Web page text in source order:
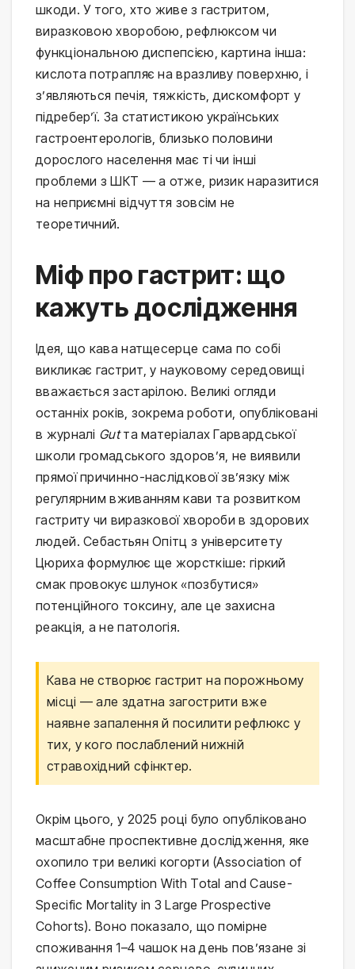
шкоди. У того, хто живе з гастритом,
виразковою хворобою, рефлюксом чи
функціональною диспепсією, картина інша:
кислота потрапляє на вразливу поверхню, і
з’являються печія, тяжкість, дискомфорт у
підребер’ї. За статистикою українських
гастроентерологів, близько половини
дорослого населення має ті чи інші
проблеми з ШКТ — а отже, ризик наразитися
на неприємні відчуття зовсім не
теоретичний.
Міф про гастрит: що
кажуть дослідження
Ідея, що кава натщесерце сама по собі
викликає гастрит, у науковому середовищі
вважається застарілою. Великі огляди
останніх років, зокрема роботи, опубліковані
в журналі Gutта матеріалах Гарвардської
школи громадського здоров’я, не виявили
прямої причинно-наслідкової зв’язку між
регулярним вживанням кави та розвитком
гастриту чи виразкової хвороби в здорових
людей. Себастьян Опітц з університету
Цюриха формулює ще жорсткіше: гіркий
смак провокує шлунок «позбутися»
потенційного токсину, але це захисна
реакція, а не патологія.
Кава не створює гастрит на порожньому
місці — але здатна загострити вже
наявне запалення й посилити рефлюкс у
тих, у кого послаблений нижній
стравохідний сфінктер.
Окрім цього, у 2025 році було опубліковано
масштабне проспективне дослідження, яке
охопило три великі когорти (Association of
Coffee Consumption With Total and Cause-
Specific Mortality in 3 Large Prospective
Cohorts). Воно показало, що помірне
споживання 1–4 чашок на день пов’язане зі